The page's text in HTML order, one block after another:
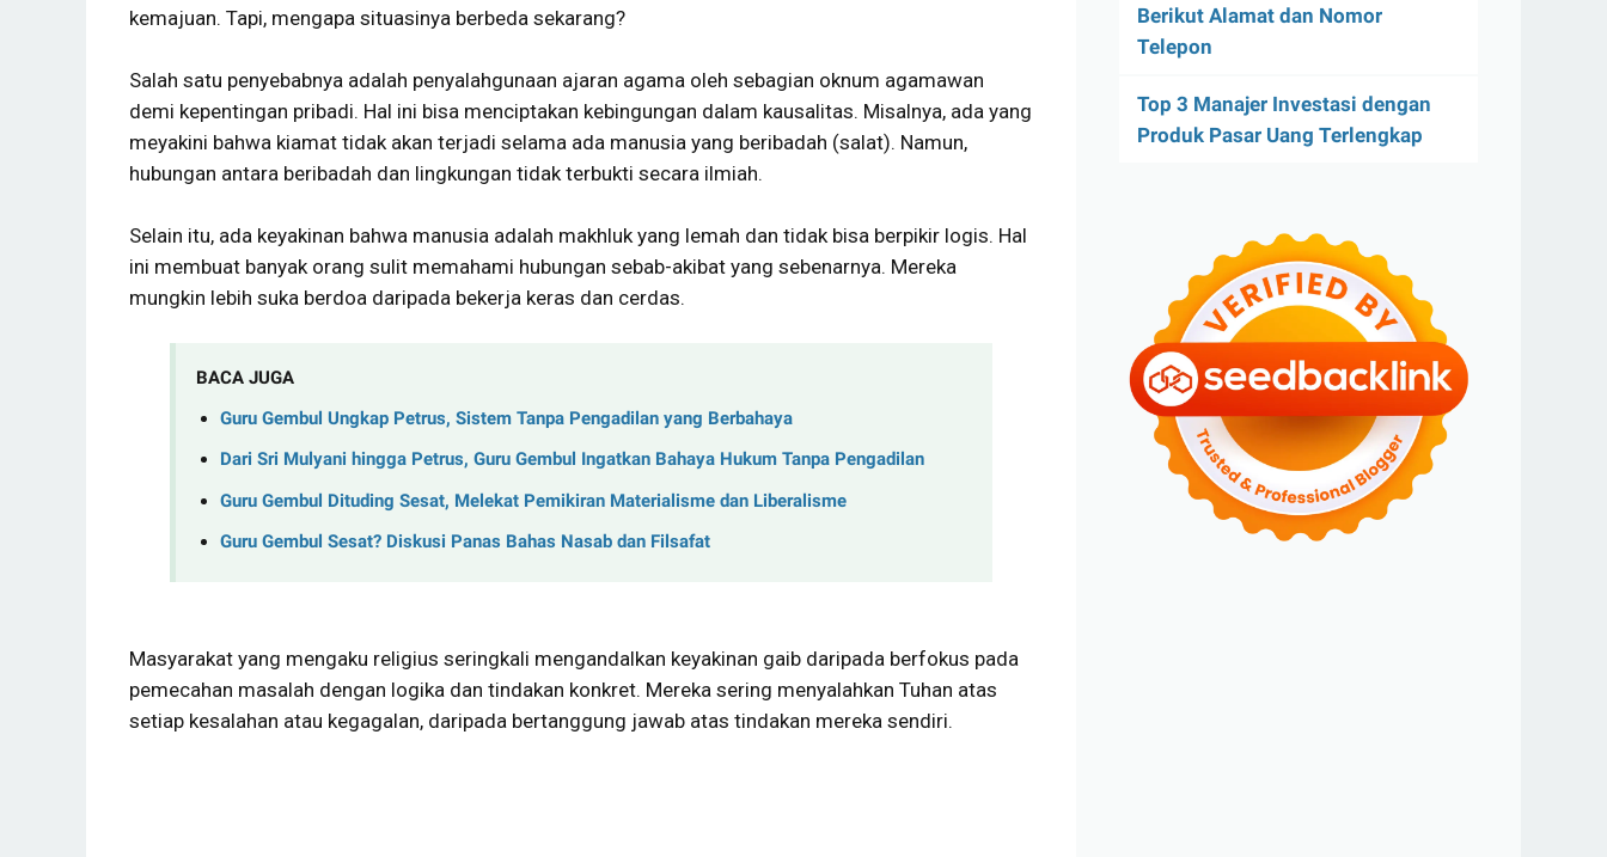
kemajuan. Tapi, mengapa situasinya berbeda sekarang?
Salah satu penyebabnya adalah penyalahgunaan ajaran agama oleh sebagian oknum agamawan
demi kepentingan pribadi. Hal ini bisa menciptakan kebingungan dalam kausalitas. Misalnya, ada yang
meyakini bahwa kiamat tidak akan terjadi selama ada manusia yang beribadah (salat). Namun,
hubungan antara beribadah dan lingkungan tidak terbukti secara ilmiah.
Selain itu, ada keyakinan bahwa manusia adalah makhluk yang lemah dan tidak bisa berpikir logis. Hal
ini membuat banyak orang sulit memahami hubungan sebab-akibat yang sebenarnya. Mereka
mungkin lebih suka berdoa daripada bekerja keras dan cerdas.
BACA JUGA
Guru Gembul Ungkap Petrus, Sistem Tanpa Pengadilan yang Berbahaya
Dari Sri Mulyani hingga Petrus, Guru Gembul Ingatkan Bahaya Hukum Tanpa Pengadilan
Guru Gembul Dituding Sesat, Melekat Pemikiran Materialisme dan Liberalisme
Guru Gembul Sesat? Diskusi Panas Bahas Nasab dan Filsafat
Masyarakat yang mengaku religius seringkali mengandalkan keyakinan gaib daripada berfokus pada
pemecahan masalah dengan logika dan tindakan konkret. Mereka sering menyalahkan Tuhan atas
setiap kesalahan atau kegagalan, daripada bertanggung jawab atas tindakan mereka sendiri.
Berikut Alamat dan Nomor
Telepon
Top 3 Manajer Investasi dengan
Produk Pasar Uang Terlengkap